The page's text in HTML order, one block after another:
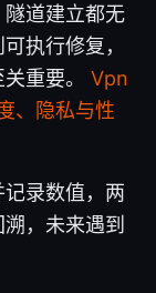
道建立都无
执行修复，
重要。 Vpn
、隐私与性
录数值，两
，未来遇到